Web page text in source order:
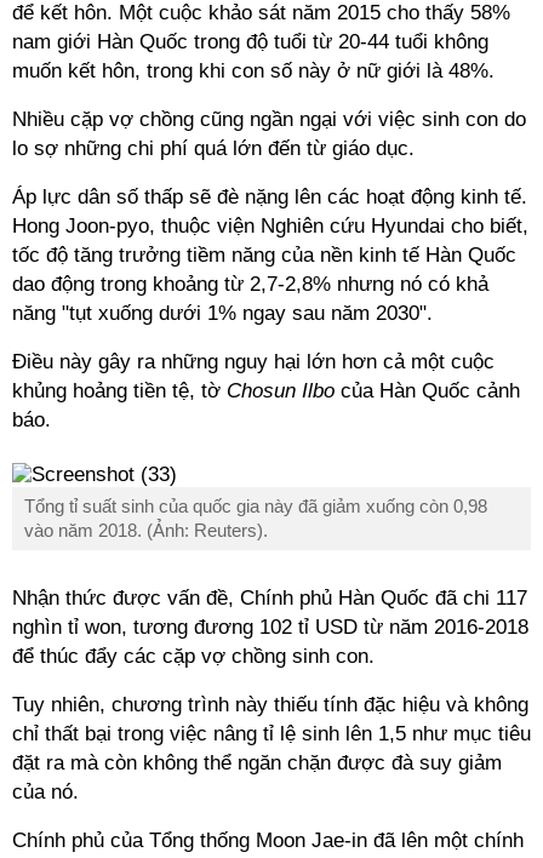
để kết hôn. Một cuộc khảo sát năm 2015 cho thấy 58%
nam giới Hàn Quốc trong độ tuổi từ 20-44 tuổi không
muốn kết hôn, trong khi con số này ở nữ giới là 48%.
Nhiều cặp vợ chồng cũng ngần ngại với việc sinh con do
lo sợ những chi phí quá lớn đến từ giáo dục.
Áp lực dân số thấp sẽ đè nặng lên các hoạt động kinh tế.
Hong Joon-pyo, thuộc viện Nghiên cứu Hyundai cho biết,
tốc độ tăng trưởng tiềm năng của nền kinh tế Hàn Quốc
dao động trong khoảng từ 2,7-2,8% nhưng nó có khả
năng "tụt xuống dưới 1% ngay sau năm 2030".
Điều này gây ra những nguy hại lớn hơn cả một cuộc
khủng hoảng tiền tệ, tờ Chosun Ilbo của Hàn Quốc cảnh
báo.
Tổng tỉ suất sinh của quốc gia này đã giảm xuống còn 0,98
vào năm 2018. (Ảnh: Reuters).
Nhận thức được vấn đề, Chính phủ Hàn Quốc đã chi 117
nghìn tỉ won, tương đương 102 tỉ USD từ năm 2016-2018
để thúc đẩy các cặp vợ chồng sinh con.
Tuy nhiên, chương trình này thiếu tính đặc hiệu và không
chỉ thất bại trong việc nâng tỉ lệ sinh lên 1,5 như mục tiêu
đặt ra mà còn không thể ngăn chặn được đà suy giảm
của nó.
Chính phủ của Tổng thống Moon Jae-in đã lên một chính